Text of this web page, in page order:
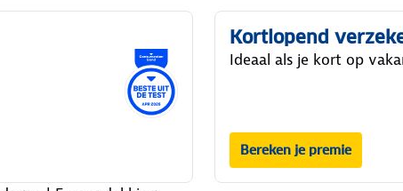
Kortlopend
Ideaal als je kort op
Bereken je premie